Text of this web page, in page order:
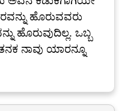
ಹೊರುವವರು
ಹೊರುವುದಿಲ್ಲ. ಒಬ್ಬ
ನಾವು ಯಾರನ್ನೂ